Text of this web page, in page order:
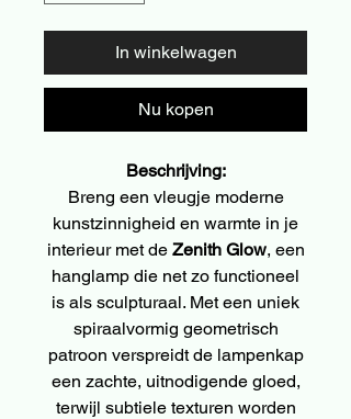
In winkelwagen
Nu kopen
Beschrijving:
Breng een vleugje moderne
kunstzinnigheid en warmte in je
interieur met de Zenith Glow, een
hanglamp die net zo functioneel
is als sculpturaal. Met een uniek
spiraalvormig geometrisch
patroon verspreidt de lampenkap
een zachte, uitnodigende gloed,
terwijl subtiele texturen worden